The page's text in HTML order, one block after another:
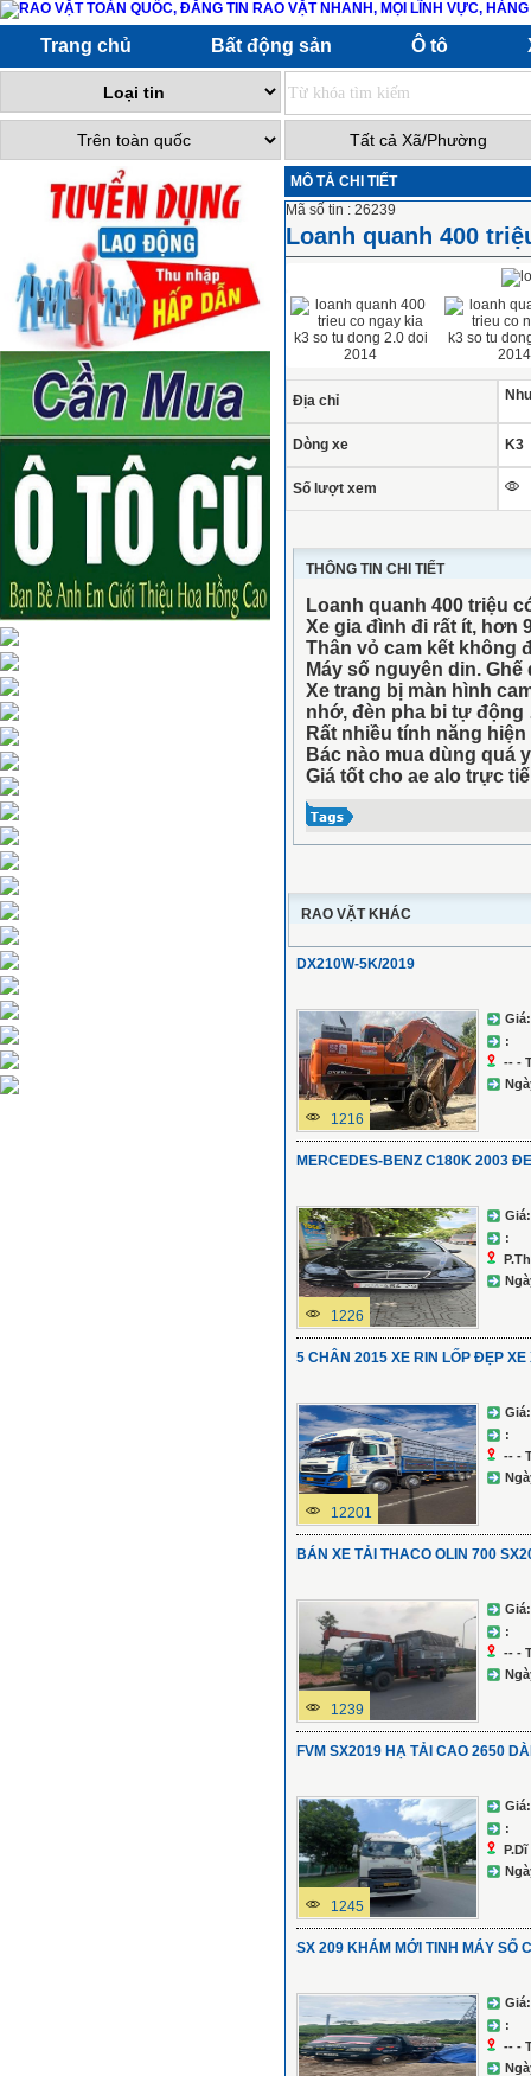
Trang chủ Bất động sản Ô tô
MÔ TẢ CHI TIẾT
Mã số tin : 26239
Loanh quanh 400
Địa chỉ
Dòng xe K3
Số lượt xem
THÔNG TIN CHI TIẾT
Loanh quanh 400 triệu
Xe gia đình đi rất ít, hơn
Thân vỏ cam kết không
Máy số nguyên din.
Xe trang bị màn hình
nhớ, đèn pha bi tự
Rất nhiều tính năng
Bác nào mua dùng quá
Giá tốt cho ae alo trực
RAO VẶT KHÁC
DX210W-5K/2019
1216
Giá:
:
-- -
MERCEDES-BENZ C180K 2003
1226
Giá:
:
5 CHÂN 2015 XE RIN LỐP ĐẸP XE
12201
Giá:
:
-- -
BÁN XE TẢI THACO OLIN 700
1239
Giá:
:
-- -
FVM SX2019 HẠ TẢI CAO 2650
1245
Giá:
:
SX 209 KHÁM MỚI TINH MÁY SỐ
Giá:
:
-- -